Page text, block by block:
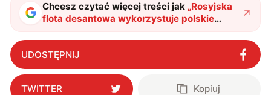
Chcesz czytać więcej treści jak „Rosyjska
flota desantowa wykorzystuje polskie
Ropuchy, czyli okręty desantowe projektu
775"?
UDOSTĘPNIJ
TWITTER Kopiuj